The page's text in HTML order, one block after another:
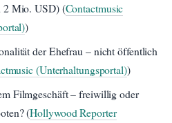
2 Mio. USD) (Contactmusic
)
der Ehefrau – nicht öffentlich
(Unterhaltungsportal))
Filmgeschäft – freiwillig oder
(Hollywood Reporter